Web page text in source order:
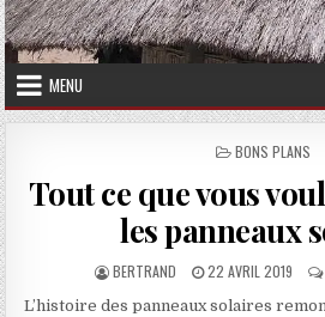
MENU
POSTED IN
BONS PLANS
Tout ce que vous
les panneaux
AUTHOR:
BERTRAND PUBLISHED DATE:
22 AVRIL 2019
L’histoire des panneaux solaires